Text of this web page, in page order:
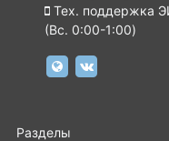
Тех. поддержка
(Вc. 0:00-1:00)
https://
Разделы